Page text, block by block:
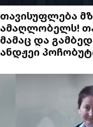
თავისუფლება
ამაღლობელს!
მამაც და
ანდჟეი